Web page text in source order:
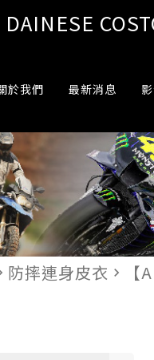
DAINESE
於我們 最新消息
防摔連身皮衣 navigate_next